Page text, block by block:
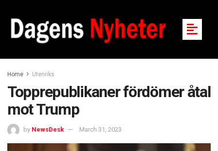
Home Utenriks
Topprepublikaner fördömer åtal
mot Trump
by NewsDesk March 31, 2023